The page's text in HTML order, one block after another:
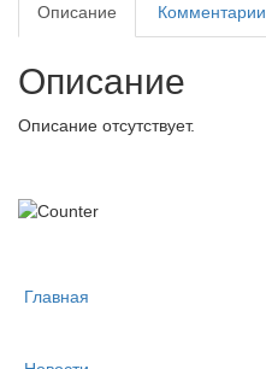
Описание Комментарии
Описание
Описание отсутствует.
Главная